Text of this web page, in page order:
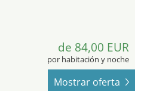
de 84,00 EUR
por habitación y noche
Mostrar oferta